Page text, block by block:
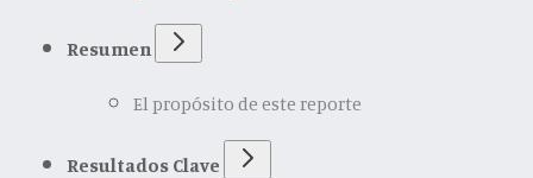
Resumen
El propósito de este reporte
Resultados Clave